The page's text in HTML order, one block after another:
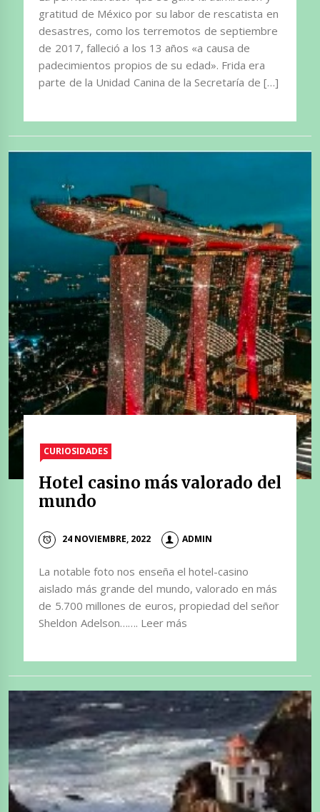
gratitud de México por su labor de rescatista en
desastres, como los terremotos de septiembre
de 2017, falleció a los 13 años «a causa de
padecimientos propios de su edad». Frida era
parte de la Unidad Canina de la Secretaría de […]
CURIOSIDADES
Hotel casino más valorado del
mundo
24 NOVIEMBRE, 2022 ADMIN
La notable foto nos enseña el hotel-casino
aislado más grande del mundo, valorado en más
de 5.700 millones de euros, propiedad del señor
Sheldon Adelson……. Leer más